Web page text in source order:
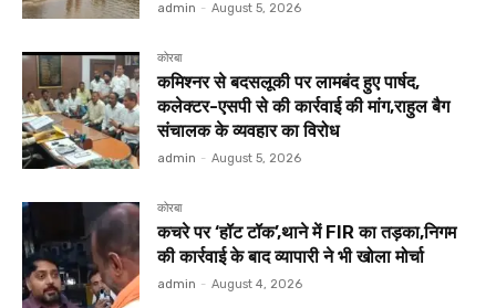
admin - August 5, 2026
कोरबा
कमिश्नर से बदसलूकी पर लामबंद हुए पार्षद,
कलेक्टर-एसपी से की कार्रवाई की मांग,राहुल बैग
संचालक के व्यवहार का विरोध
admin - August 5, 2026
कोरबा
कचरे पर ‘हॉट टॉक’,थाने में FIR का तड़का,निगम
की कार्रवाई के बाद व्यापारी ने भी खोला मोर्चा
admin - August 4, 2026